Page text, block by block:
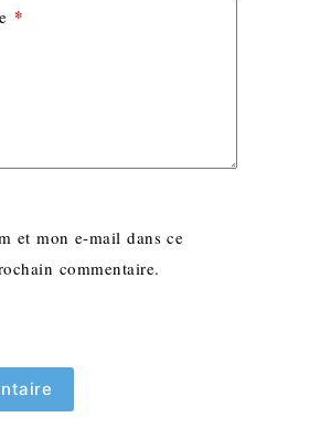
*
et mon e-mail dans ce
commentaire.